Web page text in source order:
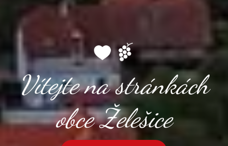
Vítejte na stránkách
obce Želešice